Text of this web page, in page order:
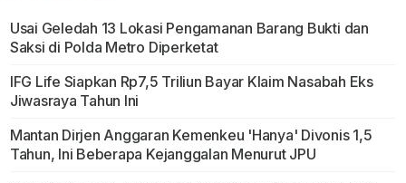
Usai Geledah 13 Lokasi Pengamanan Barang Bukti dan
Saksi di Polda Metro Diperketat
IFG Life Siapkan Rp7,5 Triliun Bayar Klaim Nasabah Eks
Jiwasraya Tahun Ini
Mantan Dirjen Anggaran Kemenkeu 'Hanya' Divonis 1,5
Tahun, Ini Beberapa Kejanggalan Menurut JPU